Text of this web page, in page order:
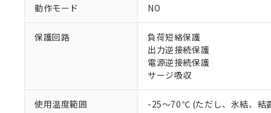
動作モード NO
保護回路
負荷短絡保護
出力逆接続保護
電源逆接続保護
サージ吸収
使用温度範囲 -25～70℃ (ただし、氷結、結
以下の条件をお読
当社制御機
在庫状況お
仕入先様の事情に
があります。
*EU RoHS指令（10物質
フタル酸ビス(2-エチル
ル（DBP） 1000ppm以
但し、RoHS指令で産業
※1 中国
「○」：最大均質
「×」：最大均質
Pb(鉛) :1000ppm、 Hg(
などの必要
当社は規制
号